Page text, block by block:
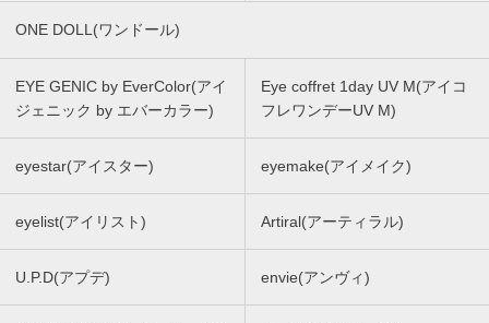
ONE DOLL(ワンドール)
EYE GENIC by EverColor(アイ
ジェニック by エバーカラー)
Eye coffret 1day UV M(アイコ
フレワンデーUV M)
eyestar(アイスター) eyemake(アイメイク)
eyelist(アイリスト) Artiral(アーティラル)
U.P.D(アプデ) envie(アンヴィ)